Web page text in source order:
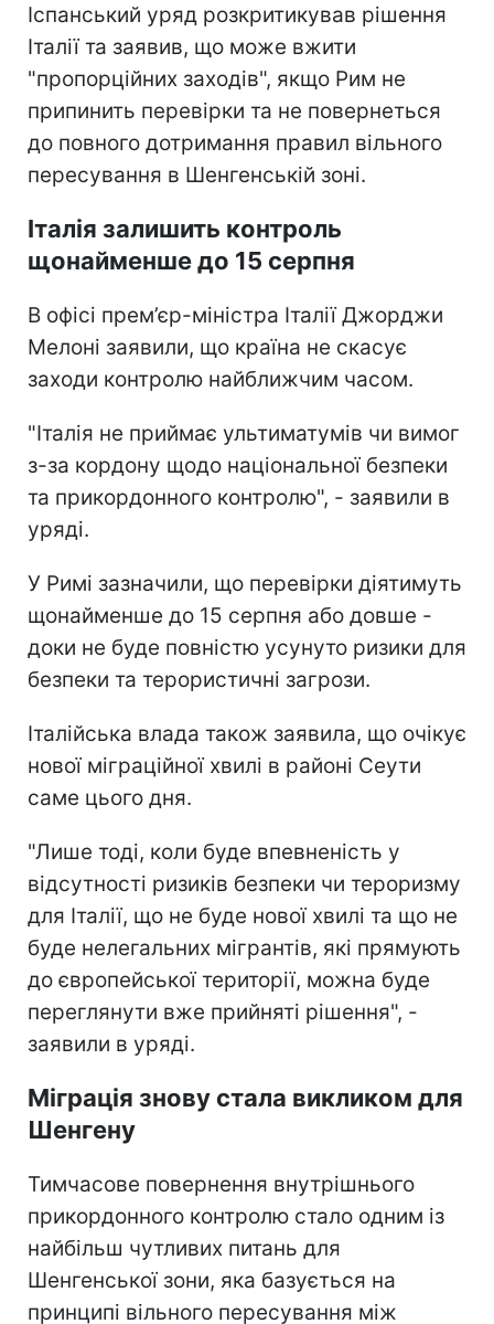
Іспанський уряд розкритикував рішення
Італії та заявив, що може вжити
"пропорційних заходів", якщо Рим не
припинить перевірки та не повернеться
до повного дотримання правил вільного
пересування в Шенгенській зоні.
Італія залишить контроль
щонайменше до 15 серпня
В офісі прем’єр-міністра Італії Джорджи
Мелоні заявили, що країна не скасує
заходи контролю найближчим часом.
"Італія не приймає ультиматумів чи вимог
з-за кордону щодо національної безпеки
та прикордонного контролю", - заявили в
уряді.
У Римі зазначили, що перевірки діятимуть
щонайменше до 15 серпня або довше -
доки не буде повністю усунуто ризики для
безпеки та терористичні загрози.
Італійська влада також заявила, що очікує
нової міграційної хвилі в районі Сеути
саме цього дня.
"Лише тоді, коли буде впевненість у
відсутності ризиків безпеки чи тероризму
для Італії, що не буде нової хвилі та що не
буде нелегальних мігрантів, які прямують
до європейської території, можна буде
переглянути вже прийняті рішення", -
заявили в уряді.
Міграція знову стала викликом для
Шенгену
Тимчасове повернення внутрішнього
прикордонного контролю стало одним із
найбільш чутливих питань для
Шенгенської зони, яка базується на
принципі вільного пересування між